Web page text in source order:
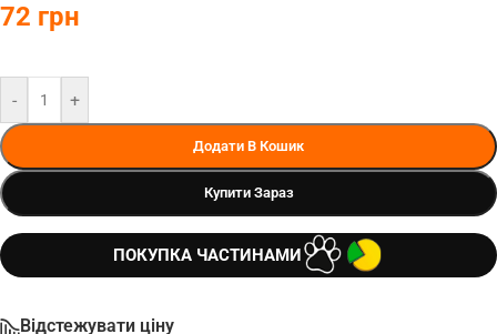
72 грн
- +
Додати В Кошик
Купити Зараз
ПОКУПКА ЧАСТИНАМИ
Відстежувати ціну